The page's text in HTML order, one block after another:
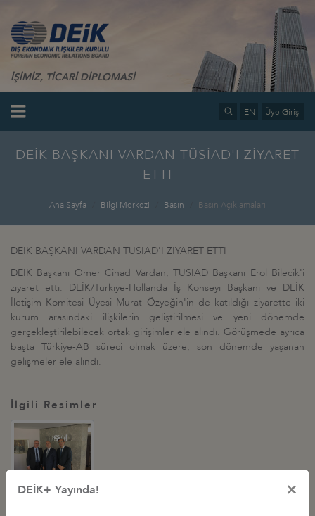
İŞİMİZ, TİCARİ DİPLOMASİ
EN Üye Girişi
DEİK BAŞKANI VARDAN TÜSİAD'I ZİYARET
ETTİ
Ana Sayfa Bilgi Merkezi Basın Basın Açıklamaları
DEİK BAŞKANI VARDAN TÜSİAD'I ZİYARET ETTİ
DEİK Başkanı Ömer Cihad Vardan, TÜSİAD Başkanı Erol Bilecik'i
ziyaret etti. DEİK/Türkiye-Hollanda İş Konseyi Başkanı ve DEİK
İletişim Komitesi Üyesi Murat Özyeğin'in de katıldığı ziyarette iki
kurum arasındaki ilişkilerin geliştirilmesi ve yeni dönemde
gerçekleştirilebilecek ortak girişimler ele alındı. Görüşmede ayrıca
başta Türkiye-AB süreci olmak üzere, son dönemde yaşanan
gelişmeler ele alındı.
İlgili Resimler
DEİK+ Yayında! ×